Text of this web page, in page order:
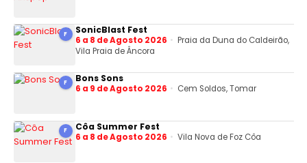
F SonicBlast Fest
6 a 8 de Agosto 2026
Praia da Duna do Caldeirão,
Vila Praia de Âncora
F Bons Sons
6 a 9 de Agosto 2026 Cem Soldos, Tomar
F Côa Summer Fest
6 a 8 de Agosto 2026 Vila Nova de Foz Côa